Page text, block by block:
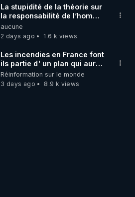
La stupidité de la théorie sur
la responsabilité de l’homme
concernant le dioxyde de
carbone.
aucune
2 days ago
1.6 k views
Les incendies en France font
ils partie d' un plan qui aurait
débuté le 11 septembre 2001
?
Réinformation sur le monde
3 days ago
8.9 k views